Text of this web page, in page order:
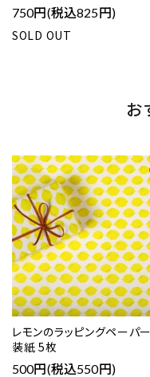
750円(税込825円)
SOLD OUT
お
レモンのラッピングペーパ
装紙 5枚
500円(税込550円)